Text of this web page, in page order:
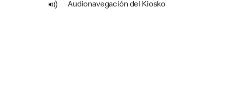
Audionavegación del Kiosko